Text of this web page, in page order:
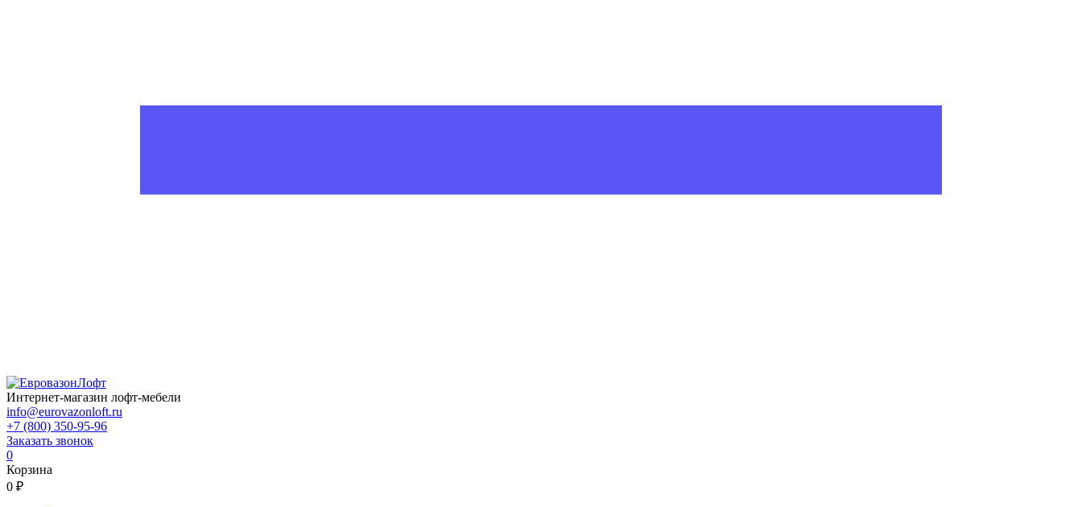
Интернет-магазин лофт-мебели
info@eurovazonloft.ru
+7 (800) 350-95-96
Заказать звонок
0
Корзина
0 ₽